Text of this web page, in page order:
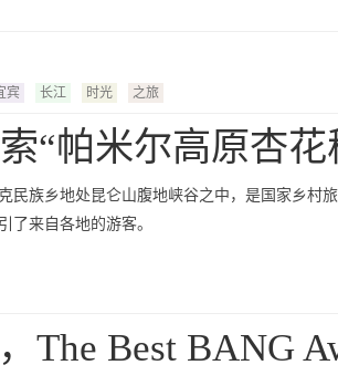
宾 长江 时光 之旅
“帕米尔高原杏花
民族乡地处昆仑山腹地峡谷之中，是国家乡村
了来自各地的游客。
The Best BANG